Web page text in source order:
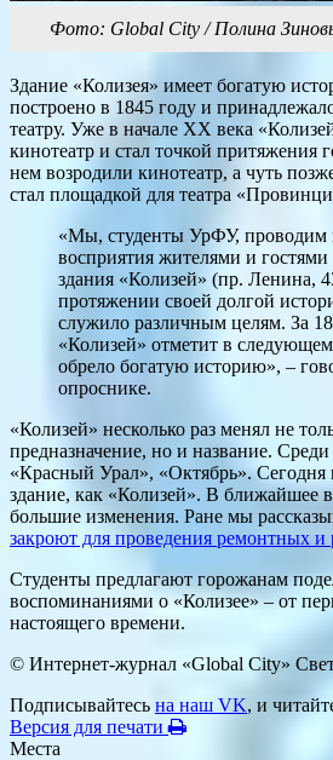
Фото: Global City / Полина
Здание «Колизея» имеет богатую
построено в 1845 году и
театру. Уже в начале XX века
кинотеатр и стал точкой притяжения
нем возродили кинотеатр, а чуть
стал площадкой для театра
«Мы, студенты УрФУ, проводим
восприятия жителями и гостями
здания «Колизей» (пр. Ленина,
протяжении своей долгой
служило различным целям. За
«Колизей» отметит в следующем
обрело богатую историю», –
опроснике.
«Колизей» несколько раз менял не
предназначение, но и название.
«Красный Урал», «Октябрь». Сегодня
здание, как «Колизей». В ближайшее
большие изменения. Ране мы
закроют для проведения ремонтных и
Студенты предлагают горожанам
воспоминаниями о «Колизее» – от
настоящего времени.
© Интернет-журнал «Global City»
Подписывайтесь на наш VK, и
Версия для печати
Места